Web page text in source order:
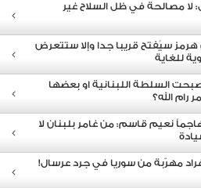
لا مصالحة في ظل السلاح غير
سيُفتح قريبا جدا وإلا ستتعرض
للغاية
السلطة اللبنانية او بعضها
رام الله؟
نعيم قاسم: من غامر بلبنان لا
مهرّبة من سوريا في جرد عرسال!